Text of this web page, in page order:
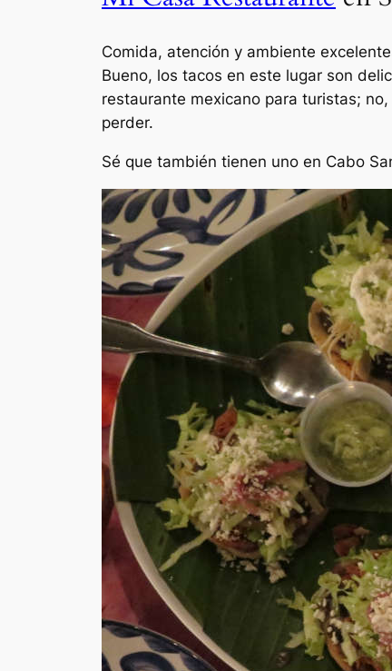
Comida, atención y ambiente
Bueno, los tacos en este lugar son
restaurante mexicano para turistas;
perder.
Sé que también tienen uno en Cabo